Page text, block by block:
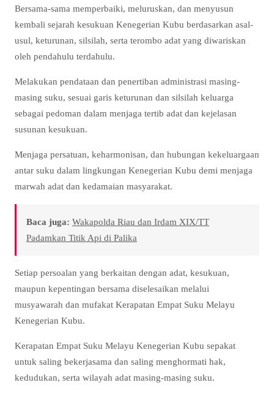
Bersama-sama memperbaiki, meluruskan, dan menyusun
kembali sejarah kesukuan Kenegerian Kubu berdasarkan asal-
usul, keturunan, silsilah, serta terombo adat yang diwariskan
oleh pendahulu terdahulu.
Melakukan pendataan dan penertiban administrasi masing-
masing suku, sesuai garis keturunan dan silsilah keluarga
sebagai pedoman dalam menjaga tertib adat dan kejelasan
susunan kesukuan.
Menjaga persatuan, keharmonisan, dan hubungan kekeluargaan
antar suku dalam lingkungan Kenegerian Kubu demi menjaga
marwah adat dan kedamaian masyarakat.
Baca juga: Wakapolda Riau dan Irdam XIX/TT
Padamkan Titik Api di Palika
Setiap persoalan yang berkaitan dengan adat, kesukuan,
maupun kepentingan bersama diselesaikan melalui
musyawarah dan mufakat Kerapatan Empat Suku Melayu
Kenegerian Kubu.
Kerapatan Empat Suku Melayu Kenegerian Kubu sepakat
untuk saling bekerjasama dan saling menghormati hak,
kedudukan, serta wilayah adat masing-masing suku.